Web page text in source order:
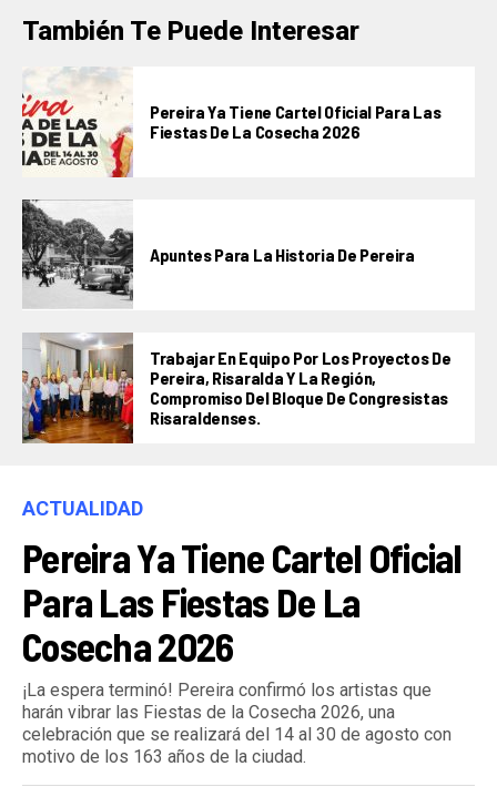
También Te Puede Interesar
Pereira Ya Tiene Cartel Oficial Para Las
Fiestas De La Cosecha 2026
Apuntes Para La Historia De Pereira
Trabajar En Equipo Por Los Proyectos De
Pereira, Risaralda Y La Región,
Compromiso Del Bloque De Congresistas
Risaraldenses.
ACTUALIDAD
Pereira Ya Tiene Cartel Oficial
Para Las Fiestas De La
Cosecha 2026
¡La espera terminó! Pereira confirmó los artistas que
harán vibrar las Fiestas de la Cosecha 2026, una
celebración que se realizará del 14 al 30 de agosto con
motivo de los 163 años de la ciudad.